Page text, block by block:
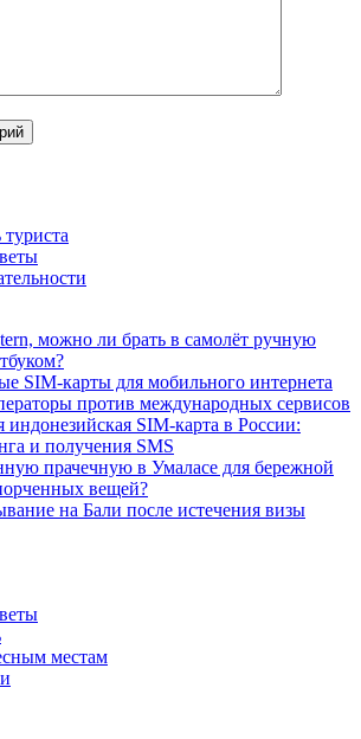
можно ли брать в самолёт ручную
SIM-карты для мобильного интернета
против международных сервисов
индонезийская SIM-карта в России:
и получения SMS
прачечную в Умаласе для бережной
вещей?
на Бали после истечения визы
местам